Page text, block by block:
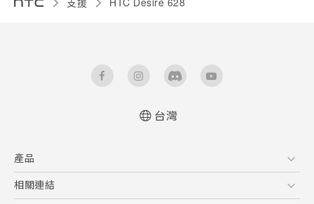
台灣
產品
5G
相關連結